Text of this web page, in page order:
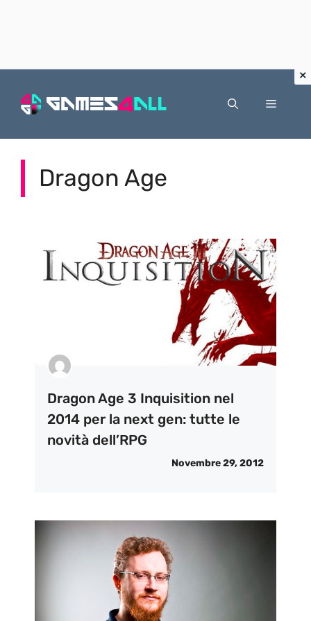
Menu
Dragon Age
Dragon Age 3 Inquisition nel
2014 per la next gen: tutte le
novità dell’RPG
Novembre 29, 2012